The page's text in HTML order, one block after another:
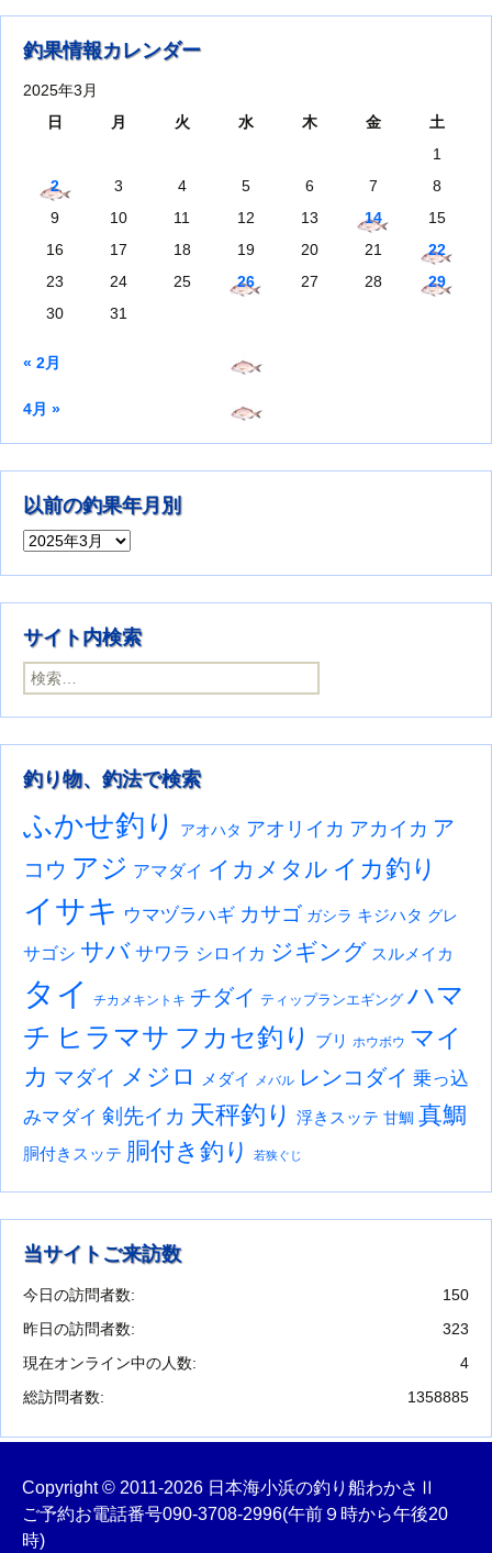
釣果情報カレンダー
2025年3月
日
月 火 水 木 金
土
1
2
3 4 5 6 7
8
9
10 11 12 13 14
15
16
17 18 19 20 21
22
23
24 25 26 27 28
29
30
31
« 2月
4月 »
以前の釣果年月別
以前の釣果年月別
サイト内検索
検索:
釣り物、釣法で検索
ふかせ釣り アオハタ アオリイカ アカイカ ア
コウ アジ アマダイ イカメタル イカ釣り
イサキ ウマヅラハギ カサゴ ガシラ キジハタ グレ
サゴシ サバ サワラ シロイカ ジギング スルメイカ
タイ チカメキントキ チダイ ティップランエギング ハマ
チ ヒラマサ フカセ釣り ブリ ホウボウ マイ
カ マダイ メジロ メダイ メバル レンコダイ 乗っ込
みマダイ 剣先イカ 天秤釣り 浮きスッテ 甘鯛 真鯛
胴付きスッテ 胴付き釣り 若狭ぐじ
当サイトご来訪数
150
今日の訪問者数:
323
昨日の訪問者数:
4
現在オンライン中の人数:
1358885
総訪問者数:
Copyright © 2011-2026 日本海小浜の釣り船わかさⅡ
ご予約お電話番号090-3708-2996(午前９時から午後20
時)